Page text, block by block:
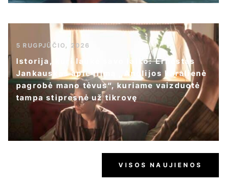
5 RUGPJŪČIO, 2026
Istorija, kuri laukė savo laiko: Ernestas
Jankauskas apie filmą „Anglijos karalienė
pagrobė mano tėvus“, kuriame vaizduotė
tampa stipresnė už tikrovę
VISOS NAUJIENOS